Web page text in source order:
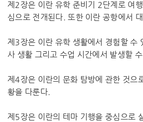
제2장은 이란 유학 준비기 2단계로 여
심으로 전개된다. 또한 이란 공항에서
제3장은 이란 유학 생활에서 경험할 수
사 생활 그리고 수업 시간에서 발생할
제4장은 이란의 문화 탐방에 관한 것으
황을 다룬다.
제5장은 이란의 테마 기행을 중심으로